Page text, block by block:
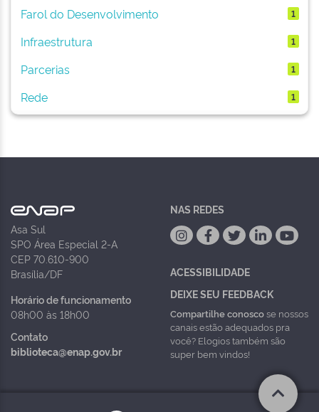
Farol do Desenvolvimento
1
Infraestrutura 1
Parcerias 1
Rede 1
Asa Sul
SPO Área Especial 2-A
CEP 70.610-900
Brasília/DF
Horário de funcionamento
08h00 às 18h00
Contato
biblioteca@enap.gov.br
NAS REDES
ACESSIBILIDADE
DEIXE SEU FEEDBACK
Compartilhe conoscose nossos
canais estão adequados pra
você? Elogios também são
super bem vindos!